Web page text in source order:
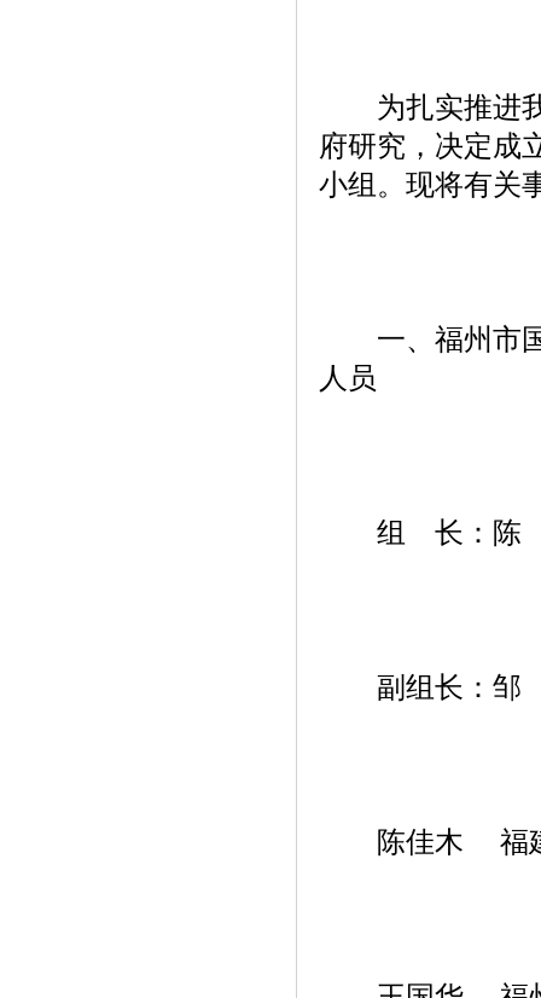
为扎实推进我
府研究，决定成
小组。现将有关
一、福州市国
人员
组 长：陈
副组长：邹
陈佳木 福建